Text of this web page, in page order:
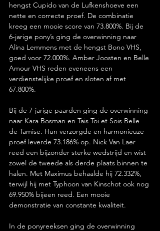
hengst Cupido van de Lufkenshoeve een
nette en correcte proef. De combinatie
kreeg een mooie score van 73.800%. Bij de
6-jarige pony’s ging de overwinning naar
Alina Lemmens met de hengst Bono VHS,
goed voor 72.000%. Amber Joosten en Belle
Amour VHS reden eveneens een
verdienstelijke proef en sloten af met
67.800%.
Bij de 7-jarige paarden ging de overwinning
naar Kara Bosman en Tais Toi et Sois Belle
de Tamise. Hun verzorgde en harmonieuze
proef leverde 73.186% op. Nick Van Laer
reed een bijzonder sterke wedstrijd en wist
zowel de tweede als derde plaats binnen te
halen. Met Maximus behaalde hij 72.332%,
terwijl hij met Typhoon van Kinschot ook nog
69.950% bijeen reed. Een mooie
demonstratie van constante kwaliteit.
In de ponyreeksen ging de overwinning